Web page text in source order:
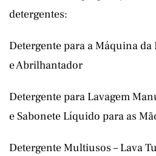
detergentes:
Detergente para a Máquina da
e Abrilhantador
Detergente para Lavagem
e Sabonete Líquido para as
Detergente Multiusos – Lava